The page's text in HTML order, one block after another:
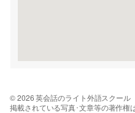
© 2026 英会話のライト外語スクール
掲載されている写真･文章等の著作権